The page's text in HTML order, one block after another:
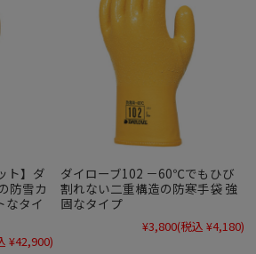
ト】ダ
防雪カ
なタイ
¥42,900)
ダイローブ102 －60℃でもひび
割れない二重構造の防寒手袋 強
固なタイプ
¥3,800(税込 ¥4,180)